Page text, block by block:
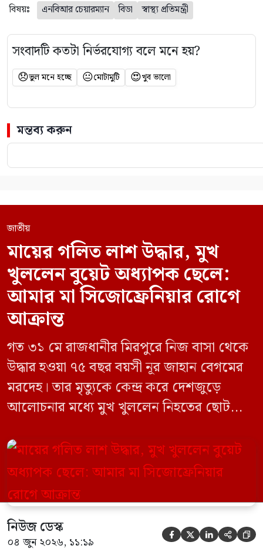
বিষয়ঃ এনবিআর চেয়ারম্যান বিডা স্বাস্থ্য প্রতিমন্ত্রী
সংবাদটি কতটা নির্ভরযোগ্য বলে মনে হয়?
😞ভুল মনে হচ্ছে 😐মোটামুটি 😍খুব ভালো
মন্তব্য করুন
জাতীয়
মায়ের গলিত লাশ উদ্ধার, মুখ
খুললেন বুয়েট অধ্যাপক ছেলে:
আমার মা সিজোফ্রেনিয়ার রোগে
আক্রান্ত
গত ৩১ মে রাজধানীর মিরপুরে নিজ বাসা থেকে
উদ্ধার হওয়া ৭৫ বছর বয়সী নূর জাহান বেগমের
মরদেহ। তার মৃত্যুকে কেন্দ্র করে দেশজুড়ে
আলোচনার মধ্যে মুখ খুললেন নিহতের ছোট
(বুয়েট) অধ্যাপক একেএম আশিকুর রহমান।
তিনি পরিবারের বিরুদ্ধে ছড়ানো বিভিন্ন তথ্যকে
মিথ্যা বলে দাবি করেছেন। বুধবার (৩ জুন)
গণমাধ্যমে দেওয়া বক্তব্যে তিনি এই […]
নিউজ ডেস্ক
০৪ জুন ২০২৬, ১১:১৯     